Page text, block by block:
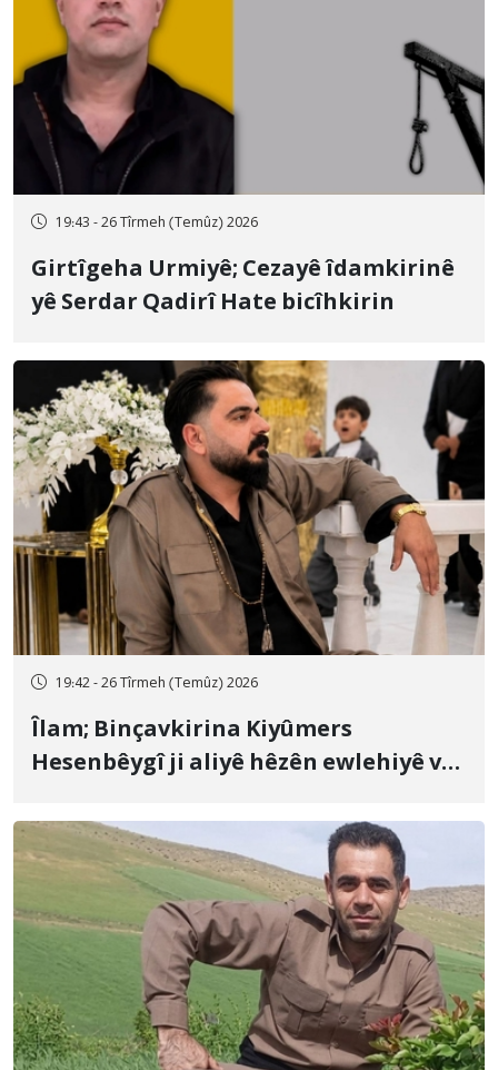
19:43 - 26 Tîrmeh (Temûz) 2026
Girtîgeha Urmiyê; Cezayê îdamkirinê
yê Serdar Qadirî Hate bicîhkirin
19:42 - 26 Tîrmeh (Temûz) 2026
Îlam; Binçavkirina Kiyûmers
Hesenbêygî ji aliyê hêzên ewlehiyê ve